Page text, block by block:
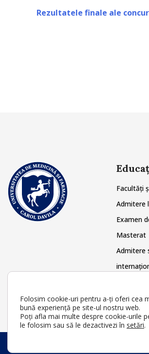
Rezultatele finale ale
Facultăți
Admitere
Examen
Masterat
Admitere
Folosim cookie-uri pentru a-ți oferi cea
bună experiență pe site-ul nostru web.
Poți afla mai multe despre cookie-urile
le folosim sau să le dezactivezi în setări.